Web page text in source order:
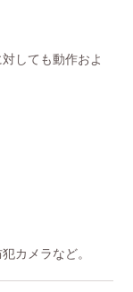
しても動作およ
カメラなど。